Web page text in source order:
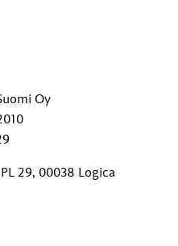
Oy
29, 00038 Logica